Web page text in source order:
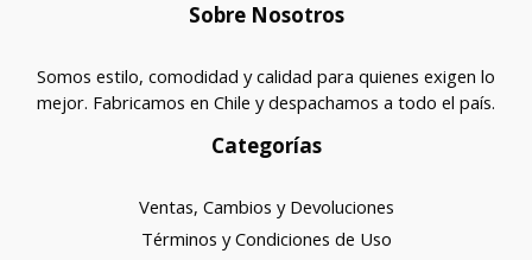
Sobre Nosotros
Somos estilo, comodidad y calidad para quienes exigen lo
mejor. Fabricamos en Chile y despachamos a todo el país.
Categorías
Ventas, Cambios y Devoluciones
Términos y Condiciones de Uso